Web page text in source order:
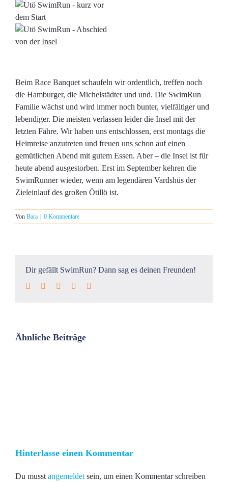
Beim Race Banquet schaufeln wir ordentlich, treffen noch
die Hamburger, die Michelstädter und und. Die SwimRun
Familie wächst und wird immer noch bunter, vielfältiger und
lebendiger. Die meisten verlassen leider die Insel mit der
letzten Fähre. Wir haben uns entschlossen, erst montags die
Heimreise anzutreten und freuen uns schon auf einen
gemütlichen Abend mit gutem Essen. Aber – die Insel ist für
heute abend ausgestorben. Erst im September kehren die
SwimRunner wieder, wenn am legendären Vardshüs der
Zieleinlauf des großen Ötillö ist.
Von Bara 0 Kommentare
Dir gefällt SwimRun? Dann sag es deinen Freunden!
Facebook
TwitterLinkedInPinterest
Ähnliche Beiträge
Hinterlasse einen Kommentar
Du musst angemeldet sein, um einen Kommentar schreiben